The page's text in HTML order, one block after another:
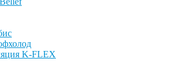
K-FLEX